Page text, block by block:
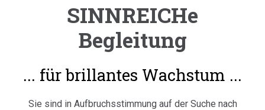
SINNREICHe
Begleitung
... für brillantes Wachstum ...
Sie sind in Aufbruchsstimmung auf der Suche nach